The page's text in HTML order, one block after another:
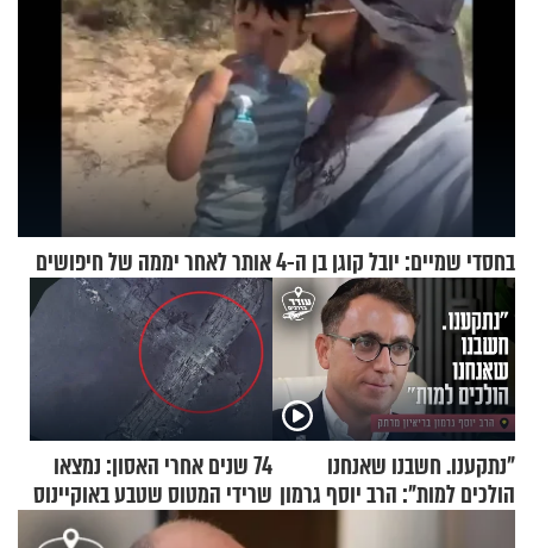
בחסדי שמיים: יובל קוגן בן ה-4 אותר לאחר יממה של חיפושים
"נתקענו. חשבנו שאנחנו
הולכים למות": הרב יוסף גרמון
74 שנים אחרי האסון: נמצאו
שרידי המטוס שטבע באוקיינוס
עם עשרות נוסעים